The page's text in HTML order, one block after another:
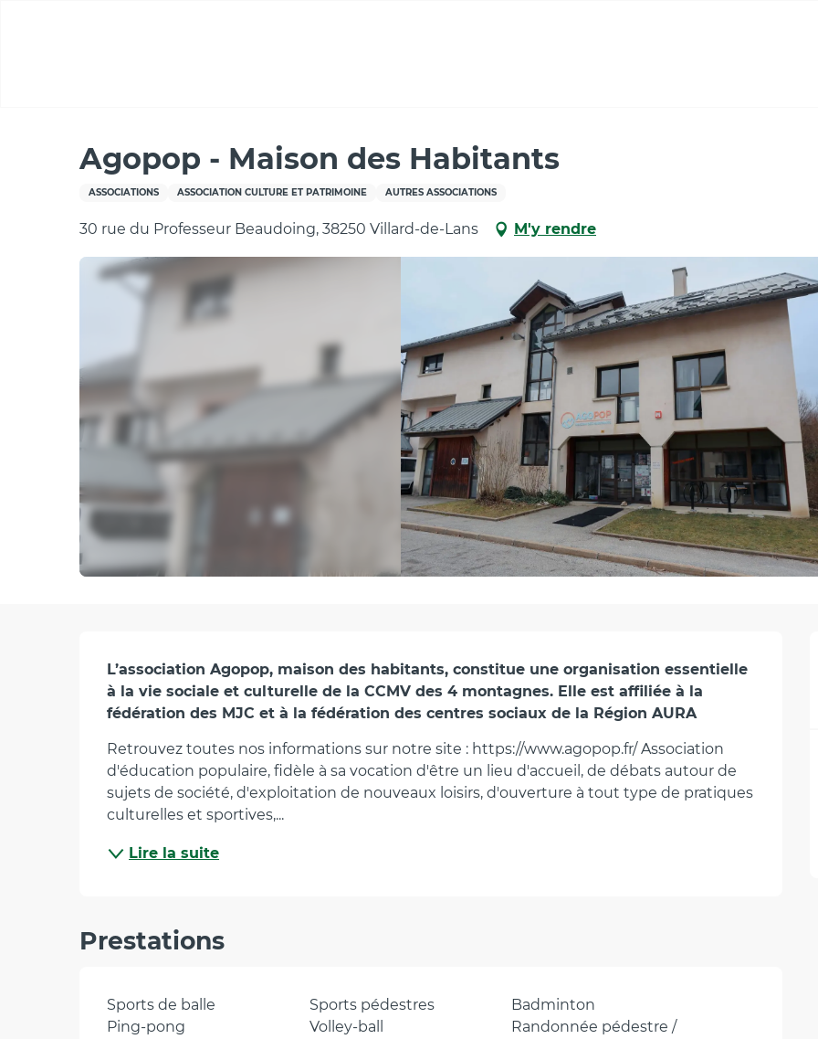
Agopop - Maison des Habitants
ASSOCIATIONS ASSOCIATION CULTURE ET PATRIMOINE AUTRES ASSOCIATIONS
30 rue du Professeur Beaudoing, 38250 Villard-de-Lans M'y rendre
Description
L’association Agopop, maison des habitants, constitue une organisation essentielle
à la vie sociale et culturelle de la CCMV des 4 montagnes. Elle est affiliée à la
fédération des MJC et à la fédération des centres sociaux de la Région AURA
Retrouvez toutes nos informations sur notre site : https://www.agopop.fr/ Association
d'éducation populaire, fidèle à sa vocation d'être un lieu d'accueil, de débats autour de
sujets de société, d'exploitation de nouveaux loisirs, d'ouverture à tout type de pratiques
culturelles et sportives,...
Lire la suite
Prestations
Sports de balle Sports pédestres
Badminton
Ping-pong
Volley-ball
Randonnée pédestre /